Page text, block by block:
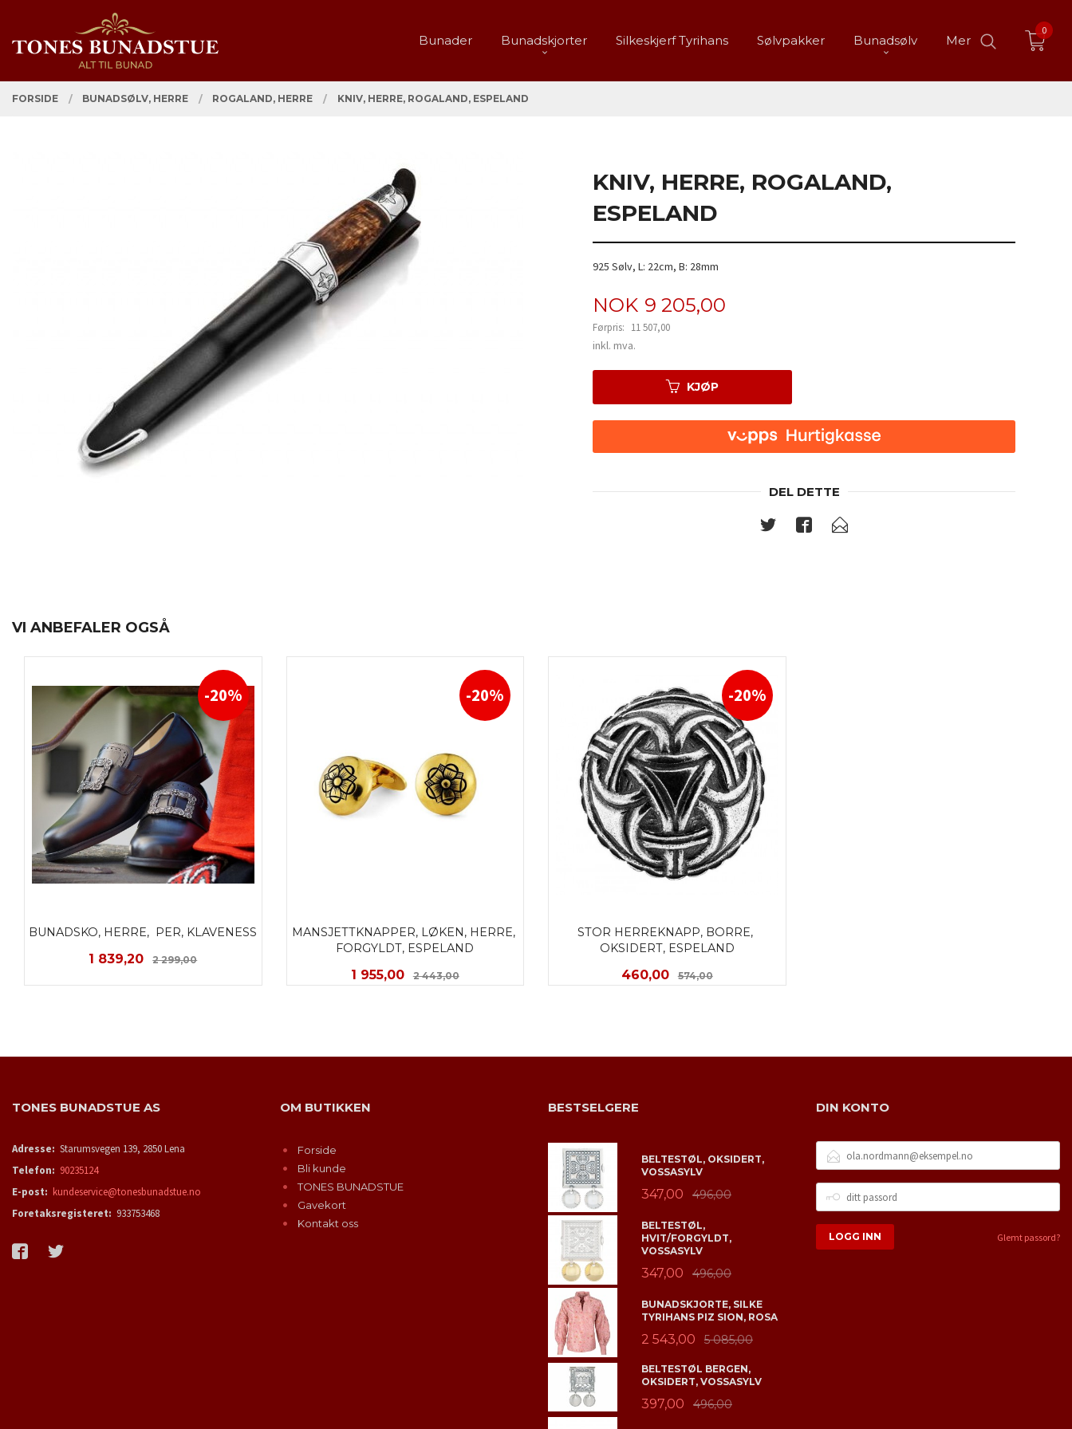
innholdet
PRODUKTER
Bunader Bunadskjorter Silkeskjerf Tyrihans Sølvpakker Bunadsølv Mer
0
FORSIDE BUNADSØLV, HERRE ROGALAND, HERRE KNIV, HERRE, ROGALAND, ESPELAND
KNIV, HERRE, ROGALAND,
ESPELAND
925 Sølv, L: 22cm, B: 28mm
Tilbud
NOK 9 205,00
Førpris: 11 507,00
Rabatt
inkl. mva.
KJØP
DEL DETTE
VI ANBEFALER OGSÅ
BUNADSKO, HERRE,  PER, KLAVENESS
Tilbud
1 839,20 2 299,00Rabatt
-20%
MANSJETTKNAPPER, LØKEN, HERRE,
FORGYLDT, ESPELAND
Tilbud
1 955,00 2 443,00Rabatt
-20%
STOR HERREKNAPP, BORRE,
OKSIDERT, ESPELAND
Tilbud
460,00 574,00Rabatt
-20%
TONES BUNADSTUE AS
Adresse: Starumsvegen 139, 2850 Lena
Telefon: 90235124
E-post: kundeservice@tonesbunadstue.no
Foretaksregisteret: 933753468
OM BUTIKKEN
Forside
Bli kunde
TONES BUNADSTUE
Gavekort
Kontakt oss
BESTSELGERE
BELTESTØL, OKSIDERT,
VOSSASYLV
347,00 496,00
BELTESTØL,
HVIT/FORGYLDT,
VOSSASYLV
347,00 496,00
BUNADSKJORTE, SILKE
TYRIHANS PIZ SION, ROSA
2 543,00 5 085,00
BELTESTØL BERGEN,
OKSIDERT, VOSSASYLV
397,00 496,00
DIN KONTO
POSTADRESSE
PASSORD
Glemt passord?